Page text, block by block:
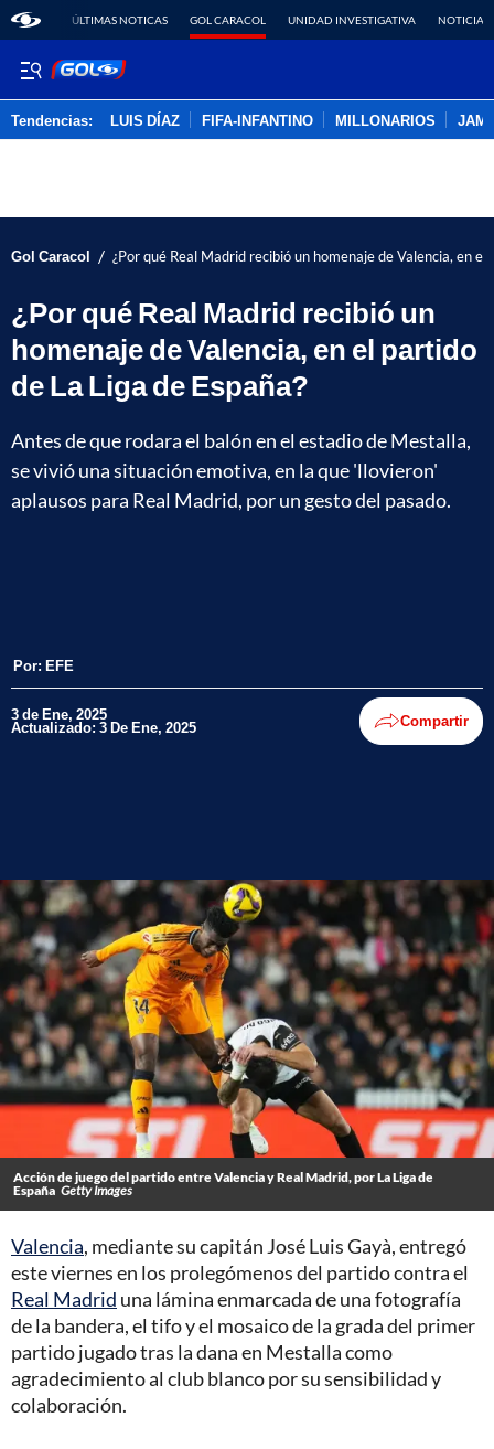
ÚLTIMAS NOTICAS GOL CARACOL UNIDAD INVESTIGATIVA NOTICIAS
Tendencias: LUIS DÍAZ FIFA-INFANTINO MILLONARIOS
Gol Caracol / ¿Por qué Real Madrid recibió un homenaje de Valencia, en el
¿Por qué Real Madrid recibió un
homenaje de Valencia, en el partido
de La Liga de España?
Antes de que rodara el balón en el estadio de Mestalla,
se vivió una situación emotiva, en la que 'llovieron'
aplausos para Real Madrid, por un gesto del pasado.
Por: EFE
3 de Ene, 2025
Actualizado: 3 De Ene, 2025 Compartir
Acción de juego del partido entre Valencia y Real Madrid, por La Liga de
España Getty Images
Valencia, mediante su capitán José Luis Gayà, entregó
este viernes en los prolegómenos del partido contra el
Real Madrid una lámina enmarcada de una fotografía
de la bandera, el tifo y el mosaico de la grada del primer
partido jugado tras la dana en Mestalla como
agradecimiento al club blanco por su sensibilidad y
colaboración.